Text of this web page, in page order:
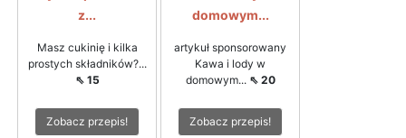
z...
Masz cukinię i kilka
prostych składników?...
⇖ 15
Zobacz przepis!
domowym...
artykuł sponsorowany
Kawa i lody w
domowym... ⇖ 20
Zobacz przepis!